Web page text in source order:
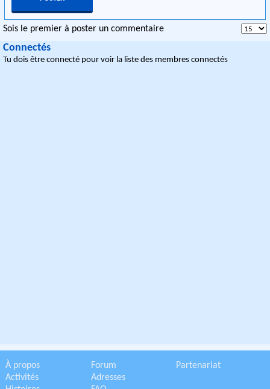
Sois le premier à poster un commentaire
Connectés
Tu dois être connecté pour voir la liste des membres connectés
À propos
Activités
Forum
Adresses
Partenariat